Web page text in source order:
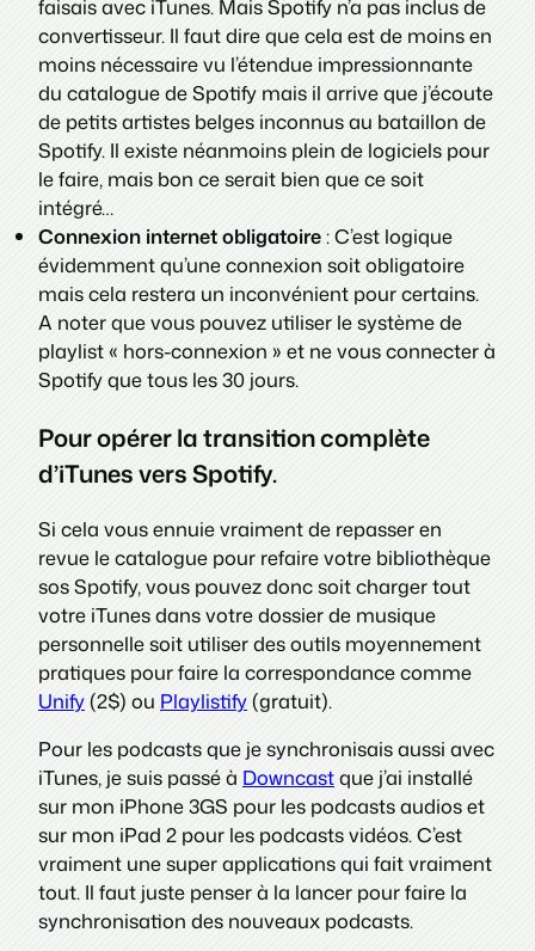
faisais avec iTunes. Mais Spotify n’a pas inclus de
convertisseur. Il faut dire que cela est de moins en
moins nécessaire vu l’étendue impressionnante
du catalogue de Spotify mais il arrive que j’écoute
de petits artistes belges inconnus au bataillon de
Spotify. Il existe néanmoins plein de logiciels pour
le faire, mais bon ce serait bien que ce soit
intégré…
Connexion internet obligatoire: C’est logique
évidemment qu’une connexion soit obligatoire
mais cela restera un inconvénient pour certains.
A noter que vous pouvez utiliser le système de
playlist « hors-connexion » et ne vous connecter à
Spotify que tous les 30 jours.
Pour opérer la transition complète
d’iTunes vers Spotify.
Si cela vous ennuie vraiment de repasser en
revue le catalogue pour refaire votre bibliothèque
sos Spotify, vous pouvez donc soit charger tout
votre iTunes dans votre dossier de musique
personnelle soit utiliser des outils moyennement
pratiques pour faire la correspondance comme
Unify(2$) ou Playlistify(gratuit).
Pour les podcasts que je synchronisais aussi avec
iTunes, je suis passé à Downcastque j’ai installé
sur mon iPhone 3GS pour les podcasts audios et
sur mon iPad 2 pour les podcasts vidéos. C’est
vraiment une super applications qui fait vraiment
tout. Il faut juste penser à la lancer pour faire la
synchronisation des nouveaux podcasts.